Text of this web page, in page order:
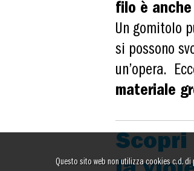
filo è
Un gomitolo
si possono
un’opera.
materiale
Questo sito web non utilizza cookies c.d.